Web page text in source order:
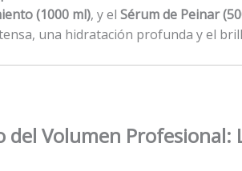
(1000 ml), y el Sérum de Peinar
una hidratación profunda y el
del Volumen Profesional: